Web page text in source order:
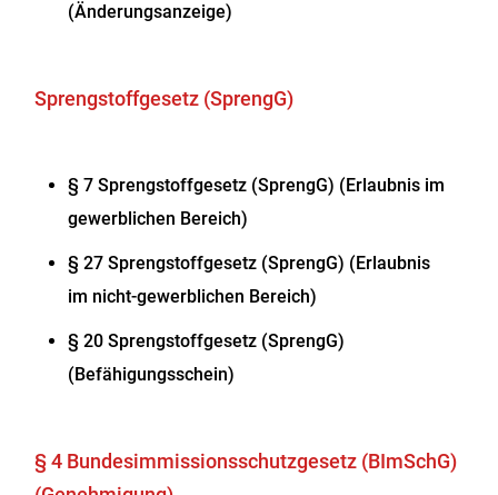
(Änderungsanzeige)
Sprengstoffgesetz (SprengG)
§ 7 Sprengstoffgesetz (SprengG) (Erlaubnis im
gewerblichen Bereich)
§ 27 Sprengstoffgesetz (SprengG) (Erlaubnis
im nicht-gewerblichen Bereich)
§ 20 Sprengstoffgesetz (SprengG)
(Befähigungsschein)
§ 4 Bundesimmissionsschutzgesetz (BImSchG)